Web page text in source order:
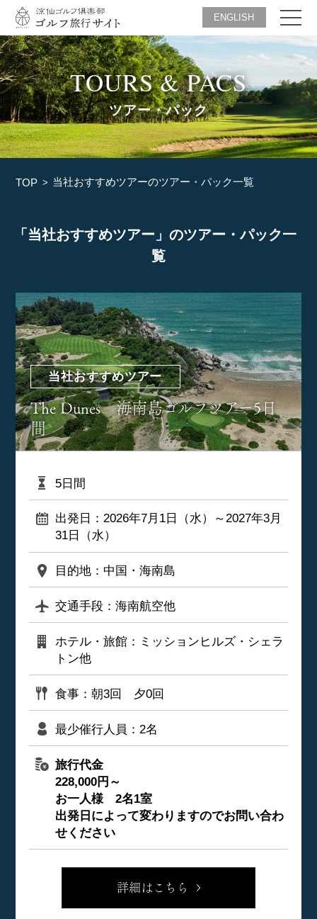
ENGLISH
TOURS & PACS
ツアー・パック
TOP 当社おすすめツアーのツアー・パック一覧
「当社おすすめツアー」のツアー・パック一
覧
当社おすすめツアー
The Dunes 海南島ゴルフツアー5日
間
5日間
出発日：2026年7月1日（水）～2027年3月
31日（水）
目的地：中国・海南島
交通手段：海南航空他
ホテル・旅館：ミッションヒルズ・シェラ
トン他
食事：朝3回 夕0回
最少催行人員：2名
旅行代金
228,000円～
お一人様 2名1室
出発日によって変わりますのでお問い合わ
せください
詳細はこちら